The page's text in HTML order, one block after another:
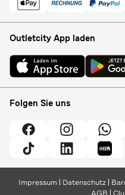
Outletcity App laden
Folgen Sie uns
Impressum Datenschutz